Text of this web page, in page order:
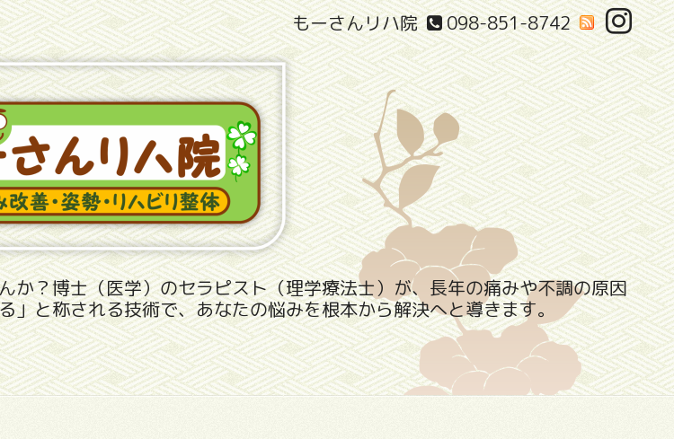
098-851-8742
もーさんリハ院
？博士（医学）のセラピスト（理学療法士）が、長年の痛みや不調の原因
と称される技術で、あなたの悩みを根本から解決へと導きます。